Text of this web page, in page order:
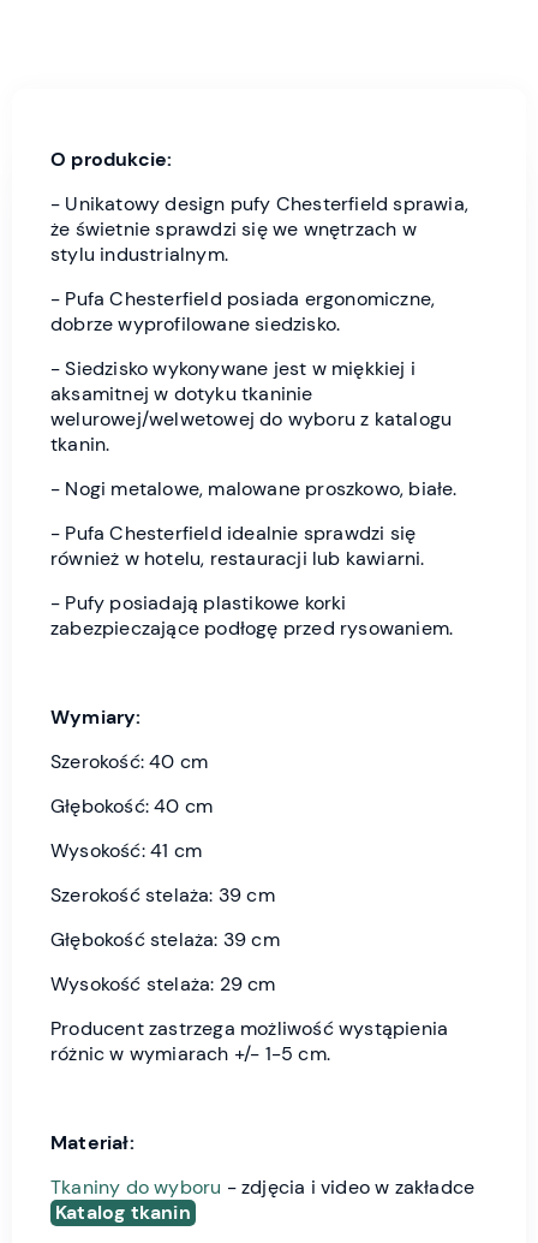
O produkcie:
- Unikatowy design pufy Chesterfield sprawia,
że świetnie sprawdzi się we wnętrzach w
stylu industrialnym.
- Pufa Chesterfield posiada ergonomiczne,
dobrze wyprofilowane siedzisko.
- Siedzisko wykonywane jest w miękkiej i
aksamitnej w dotyku tkaninie
welurowej/welwetowej do wyboru z katalogu
tkanin.
- Nogi metalowe, malowane proszkowo, białe.
- Pufa Chesterfield idealnie sprawdzi się
również w hotelu, restauracji lub kawiarni.
- Pufy posiadają plastikowe korki
zabezpieczające podłogę przed rysowaniem.
Wymiary:
Szerokość: 40 cm
Głębokość: 40 cm
Wysokość: 41 cm
Szerokość stelaża: 39 cm
Głębokość stelaża: 39 cm
Wysokość stelaża: 29 cm
Producent zastrzega możliwość wystąpienia
różnic w wymiarach +/- 1-5 cm.
Materiał:
Tkaniny do wyboru - zdjęcia i video w zakładce
Katalog tkanin